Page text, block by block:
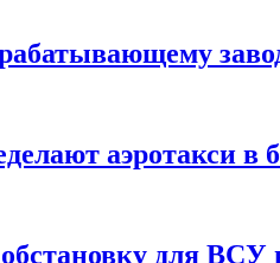
аэротакси
для ВСУ